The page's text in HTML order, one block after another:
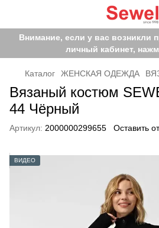
Внимание, если у вас возникли
личный кабинет,
Каталог ЖЕНСКАЯ ОДЕЖДА
Вязаный костюм
44 Чёрный
Артикул: 2000000299655 Оставить
ВИДЕО